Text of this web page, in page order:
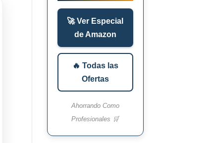
🚀 Ver Especial
de Amazon
🔥 Todas las
Ofertas
Ahorrando Como
Profesionales 🛒